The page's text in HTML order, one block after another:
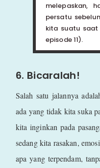
melepaskan,
persatu
kita suatu
episode 11).
6. Bicaralah!
Salah satu jalannya
ada yang tidak kita suka
kita inginkan pada
sedang kita rasakan,
apa yang terpendam,